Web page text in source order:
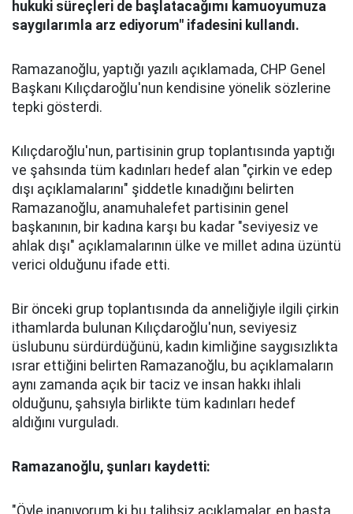
hukuki süreçleri de başlatacağımı kamuoyumuza
saygılarımla arz ediyorum" ifadesini kullandı.
Ramazanoğlu, yaptığı yazılı açıklamada, CHP Genel
Başkanı Kılıçdaroğlu'nun kendisine yönelik sözlerine
tepki gösterdi.
Kılıçdaroğlu'nun, partisinin grup toplantısında yaptığı
ve şahsında tüm kadınları hedef alan "çirkin ve edep
dışı açıklamalarını" şiddetle kınadığını belirten
Ramazanoğlu, anamuhalefet partisinin genel
başkanının, bir kadına karşı bu kadar "seviyesiz ve
ahlak dışı" açıklamalarının ülke ve millet adına üzüntü
verici olduğunu ifade etti.
Bir önceki grup toplantısında da anneliğiyle ilgili çirkin
ithamlarda bulunan Kılıçdaroğlu'nun, seviyesiz
üslubunu sürdürdüğünü, kadın kimliğine saygısızlıkta
ısrar ettiğini belirten Ramazanoğlu, bu açıklamaların
aynı zamanda açık bir taciz ve insan hakkı ihlali
olduğunu, şahsıyla birlikte tüm kadınları hedef
aldığını vurguladı.
Ramazanoğlu, şunları kaydetti:
"Öyle inanıyorum ki bu talihsiz açıklamalar, en başta